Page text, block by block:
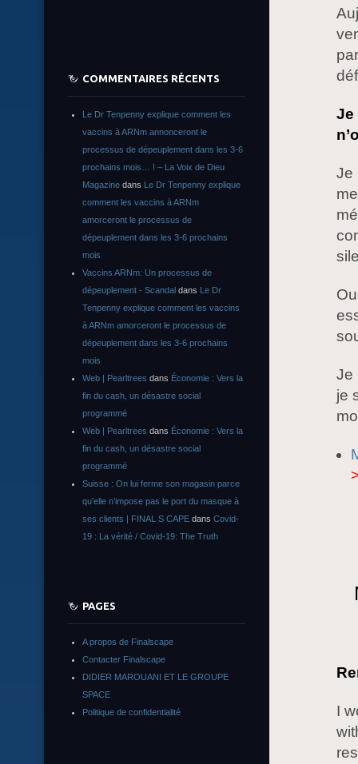
Je
Je
Je
je
I
COMMENTAIRES RÉCENTS
Le Dr Tenpenny explique comment les
vaccins à ARNm annonceront le
processus de dépeuplement dans les 3-6
prochains mois… ! – La Voix de Dieu
Magazine dans Le Dr Tenpenny explique
comment les vaccins à ARNm
amorceront le processus de
dépeuplement dans les 3-6 prochains
mois
Vaccins ARNm: Un processus de
dépeuplement - Scandal dans Le Dr
Tenpenny explique comment les vaccins
à ARNm amorceront le processus de
dépeuplement dans les 3-6 prochains
mois
Web | Pearltrees dans Économie : Vers la
fin du cash, un désastre social
programmé
Web | Pearltrees dans Économie : Vers la
fin du cash, un désastre social
programmé
Suisse : On lui ferme son magasin parce
qu’elle n’impose pas le port du masque à
ses clients | FINAL S CAPE dans Covid-
19 : La vérité / Covid-19: The Truth
PAGES
A propos de Finalscape
Contacter Finalscape
DIDIER MAROUANI ET LE GROUPE
SPACE
Politique de confidentialité